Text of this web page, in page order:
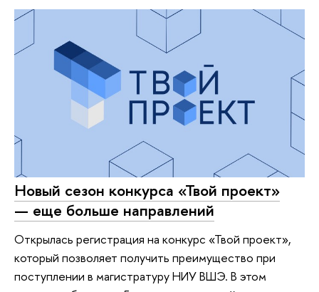
Новый сезон конкурса «Твой проект»
— еще больше направлений
Открылась регистрация на конкурс «Твой проект»,
который позволяет получить преимущество при
поступлении в магистратуру НИУ ВШЭ. В этом